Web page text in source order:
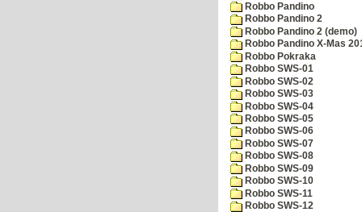
Robbo Pandino
Robbo Pandino 2
Robbo Pandino 2 (demo)
Robbo Pandino X-Mas
Robbo Pokraka
Robbo SWS-01
Robbo SWS-02
Robbo SWS-03
Robbo SWS-04
Robbo SWS-05
Robbo SWS-06
Robbo SWS-07
Robbo SWS-08
Robbo SWS-09
Robbo SWS-10
Robbo SWS-11
Robbo SWS-12